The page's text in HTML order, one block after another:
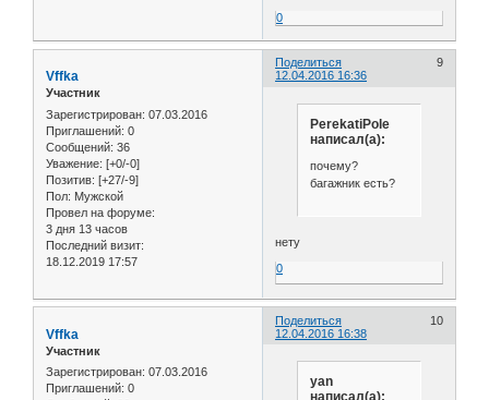
0
Поделиться
9
12.04.2016 16:36
Vffka
Участник
Зарегистрирован: 07.03.2016
Приглашений: 0
Сообщений: 36
Уважение: [+0/-0]
Позитив: [+27/-9]
Пол: Мужской
Провел на форуме:
3 дня 13 часов
Последний визит:
18.12.2019 17:57
PerekatiPole
написал(а):
почему?
багажник есть?
нету
0
Поделиться
10
12.04.2016 16:38
Vffka
Участник
Зарегистрирован: 07.03.2016
Приглашений: 0
yan